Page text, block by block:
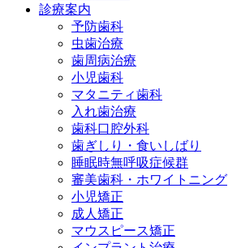
診療案内
予防歯科
虫歯治療
歯周病治療
小児歯科
マタニティ歯科
入れ歯治療
歯科口腔外科
歯ぎしり・食いしばり
睡眠時無呼吸症候群
審美歯科・ホワイトニング
小児矯正
成人矯正
マウスピース矯正